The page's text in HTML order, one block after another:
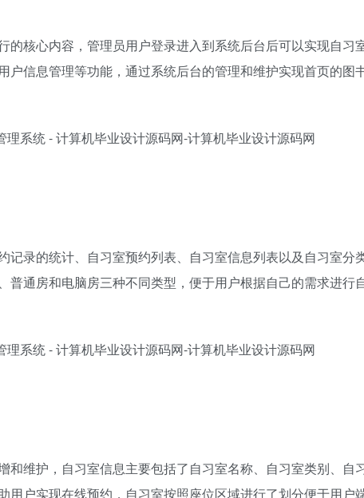
的核心内容，管理员用户登录进入到系统后台后可以实现自习
户信息管理等功能，通过系统后台的管理和维护实现首页的图
记录的统计、自习室预约列表、自习室信息列表以及自习室分
普通房和电脑房三种不同类型，便于用户根据自己的需求进行
和维护，自习室信息主要包括了自习室名称、自习室类别、自
用户实现在线预约，自习室按照座位区域进行了划分便于用户